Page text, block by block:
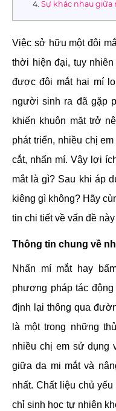
Sự khác nhau giữa
Việc sở hữu một đôi
thời hiện đại, tuy
được đôi mắt hai mí
người sinh ra đã gặp
khiến khuôn mặt trở
phát triển, nhiều chị
cắt, nhấn mí. Vậy lợi
mắt là gì? Sau khi áp
kiêng gì không? Hãy
tin chi tiết về vấn đề
Thông tin chung về
Nhấn mí mắt hay
phương pháp tác
định lại thông qua
là một trong những
nhiều chị em sử dụng
giữa da mi mắt và
nhất. Chất liệu chủ
chỉ sinh học tự nhiên